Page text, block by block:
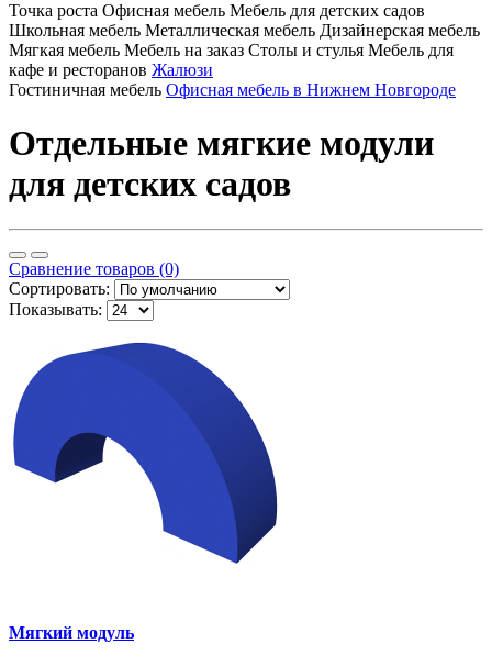
Точка роста Офисная мебель Мебель для детских садов
Школьная мебель Металлическая мебель Дизайнерская мебель
Мягкая мебель Мебель на заказ Столы и стулья Мебель для
кафе и ресторанов Жалюзи
Гостиничная мебель Офисная мебель в Нижнем Новгороде
Отдельные мягкие модули
для детских садов
Сравнение товаров (0)
Сортировать:
Показывать:
Мягкий модуль